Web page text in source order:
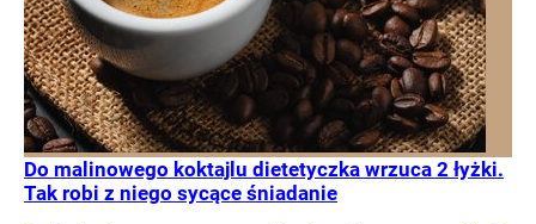
Do malinowego koktajlu dietetyczka wrzuca 2 łyżki.
Tak robi z niego sycące śniadanie